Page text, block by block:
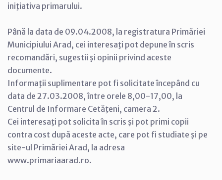
iniţiativa primarului.
Până la data de 09.04.2008, la registratura Primăriei
Municipiului Arad, cei interesaţi pot depune în scris
recomandări, sugestii şi opinii privind aceste
documente.
Informaţii suplimentare pot fi solicitate începând cu
data de 27.03.2008, între orele 8,00-17,00, la
Centrul de Informare Cetăţeni, camera 2.
Cei interesaţi pot solicita în scris şi pot primi copii
contra cost după aceste acte, care pot fi studiate şi pe
site-ul Primăriei Arad, la adresa
www.primariaarad.ro.